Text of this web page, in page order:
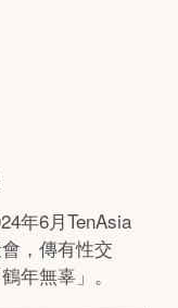
年6月TenAsia
，傳有性交
年無辜」。